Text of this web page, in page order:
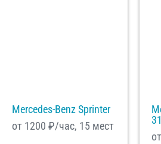
Mercedes-Benz Sprinter
от 1200 ₽/час, 15 мест